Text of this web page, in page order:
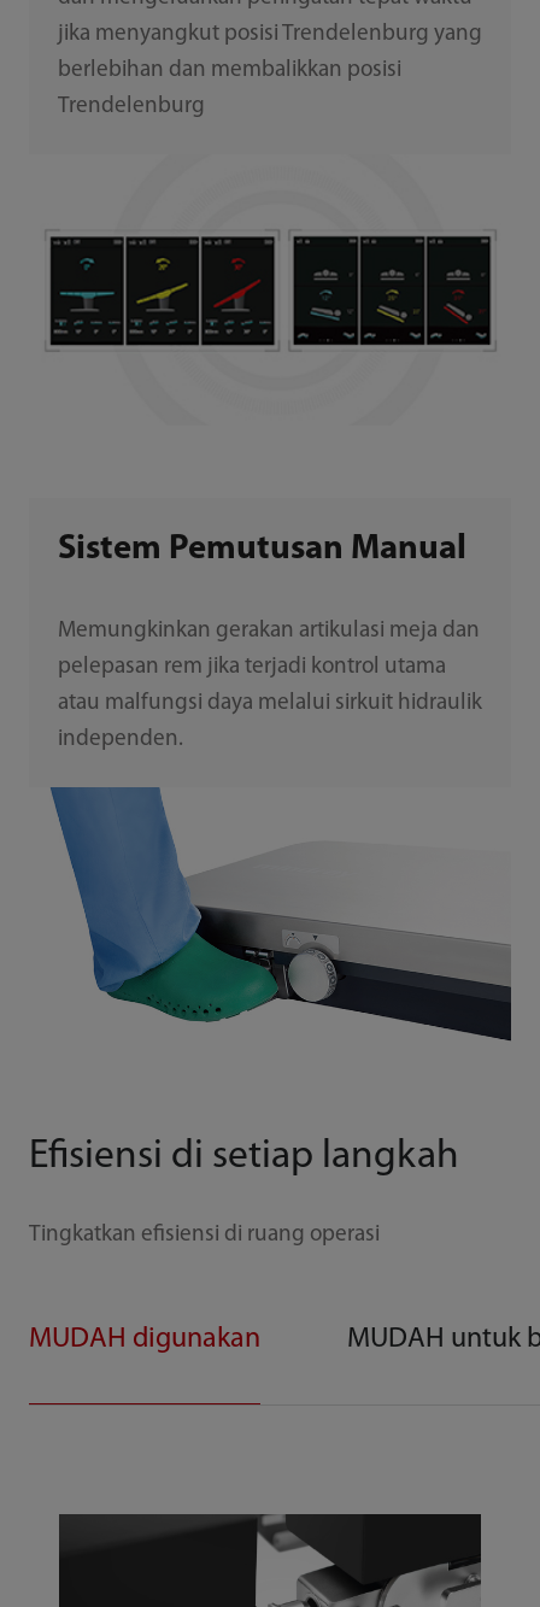
jika menyangkut posisi Trendelenburg yang
berlebihan dan membalikkan posisi
Trendelenburg
Sistem Pemutusan Manual
Memungkinkan gerakan artikulasi meja dan
pelepasan rem jika terjadi kontrol utama
atau malfungsi daya melalui sirkuit hidraulik
independen.
Efisiensi di setiap langkah
Tingkatkan efisiensi di ruang operasi
MUDAH digunakan MUDAH untuk